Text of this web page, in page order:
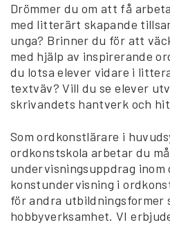
Drömmer du om att få
med litterärt skapande
unga? Brinner du för att
med hjälp av inspirerande
du lotsa elever vidare i
textväv? Vill du se elever
skrivandets hantverk och
Som ordkonstlärare i
ordkonstskola arbetar du
undervisningsuppdrag inom
konstundervisning i
för andra utbildningsformer
hobbyverksamhet. VI